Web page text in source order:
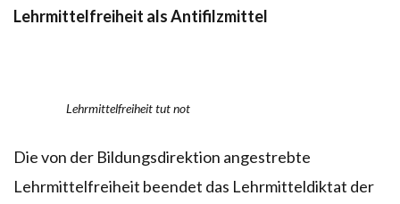
Lehrmittelfreiheit als Antifilzmittel
Lehrmittelfreiheit tut not
Die von der Bildungsdirektion angestrebte
Lehrmittelfreiheit beendet das Lehrmitteldiktat der